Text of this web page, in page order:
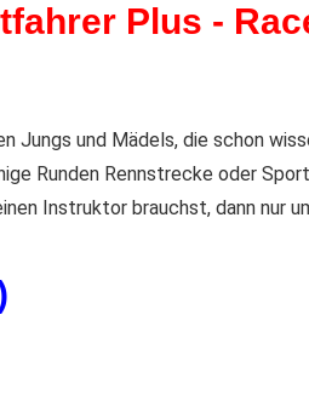
Plus -
Jungs und Mädels, die schon
Runden Rennstrecke oder
Instruktor brauchst, dann nur